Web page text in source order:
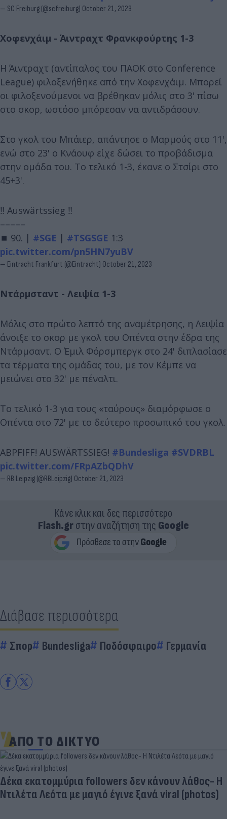
— SC Freiburg (@scfreiburg) October 21, 2023
Χοφενχάιμ - Άιντραχτ Φρανκφούρτης 1-3
Η Άιντραχτ (αντίπαλος του ΠΑΟΚ στο Conference
League) φιλοξενήθηκε από την Χοφενχάιμ. Μπορεί
οι φιλοξενούμενοι να βρέθηκαν μόλις στο 3' πίσω
στο σκορ, ωστόσο μπόρεσαν να αντιδράσουν.
Στο γκολ του Μπάιερ, απάντησε ο Μαρμούς στο 11',
ενώ στο 23' ο Κνάουφ είχε δώσει το προβάδισμα
στην ομάδα του. Το τελικό 1-3, έκανε ο Στσίρι στο
45+3'.
‼️ Auswärtssieg ‼️
–––––
⏹️ 90. | #SGE | #TSGSGE 1:3
pic.twitter.com/pn5HN7yuBV
— Eintracht Frankfurt (@Eintracht) October 21, 2023
Ντάρμσταντ - Λειψία 1-3
Μόλις στο πρώτο λεπτό της αναμέτρησης, η Λειψία
άνοιξε το σκορ με γκολ του Οπέντα στην έδρα της
Ντάρμσαντ. Ο Έμιλ Φόρσμπεργκ στο 24' διπλασίασε
τα τέρματα της ομάδας του, με τον Κέμπε να
μειώνει στο 32' με πέναλτι.
Το τελικό 1-3 για τους «ταύρους» διαμόρφωσε ο
Οπέντα στο 72' με το δεύτερο προσωπικό του γκολ.
ABPFIFF! AUSWÄRTSSIEG! #Bundesliga #SVDRBL
pic.twitter.com/FRpAZbQDhV
— RB Leipzig (@RBLeipzig) October 21, 2023
Κάνε κλικ και δες περισσότερο
Flash.grστην αναζήτηση της Google
Διάβασε περισσότερα
Σπορ Bundesliga Ποδόσφαιρο Γερμανία
ΑΠΟ ΤΟ ΔΙΚΤΥΟ
Δέκα εκατομμύρια followers δεν κάνουν λάθος- Η
Ντιλέτα Λεότα με μαγιό έγινε ξανά viral (photos)